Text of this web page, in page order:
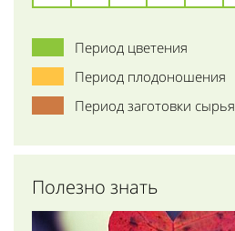
Период цветения
Период плодоношения
Период заготовки сырья
Полезно знать